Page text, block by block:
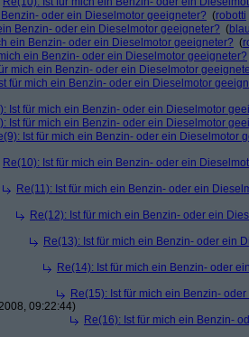
oder ein Dieselmotor geeigneter? (robotti
Benzin- oder ein Dieselmotor geeigneter? (
ein Benzin- oder ein Dieselmotor geeigneter? (
ein Benzin- oder ein Dieselmotor geeigneter?
mich ein Benzin- oder ein Dieselmotor
für mich ein Benzin- oder ein Dieselmotor
Ist für mich ein Benzin- oder ein Dieselmotor
Ist für mich ein Benzin- oder ein Dieselmotor
Ist für mich ein Benzin- oder ein Dieselmotor
Re(10): Ist für mich ein Benzin- oder ein
Re(11): Ist für mich ein Benzin- oder ein
Re(12): Ist für mich ein Benzin- oder ein
Re(13): Ist für mich ein Benzin- oder ein
Re(14): Ist für mich ein Benzin- oder
Re(15): Ist für mich ein Benzin-
09:22:44)
Re(16): Ist für mich ein Benzin-